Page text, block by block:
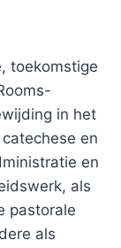
toekomstige
in het
en
en
als
pastorale
als